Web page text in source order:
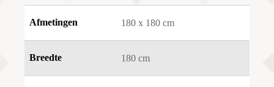
Afmetingen 180 x 180 cm
Breedte 180 cm